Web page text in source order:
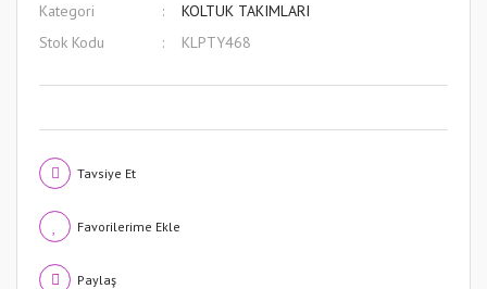
Kategori
KOLTUK TAKIMLARI
Stok Kodu
KLPTY468
Tavsiye Et
Paylaş